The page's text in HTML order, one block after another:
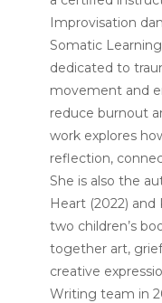
Improvisation
Somatic
dedicated to
movement and
reduce burnout
work explores
reflection,
She is also the
Heart (2022) and
two children’s
together art,
creative
Writing team in